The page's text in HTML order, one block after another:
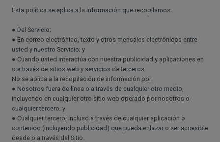
Esta política se aplica a la información que recopilamos:
● Del Servicio;
● En correo electrónico, texto y otros mensajes electrónicos entre
usted y nuestro Servicio; y
● Cuando usted interactúa con nuestra publicidad y aplicaciones en
o a través de sitios web y servicios de terceros.
No se aplica a la recopilación de información por:
● Nosotros fuera de línea o a través de cualquier otro medio,
incluyendo en cualquier otro sitio web operado por nosotros o
cualquier tercero; y
● Cualquier tercero, incluso a través de cualquier aplicación o
contenido (incluyendo publicidad) que pueda enlazar o ser accesible
desde o a través del Sitio.